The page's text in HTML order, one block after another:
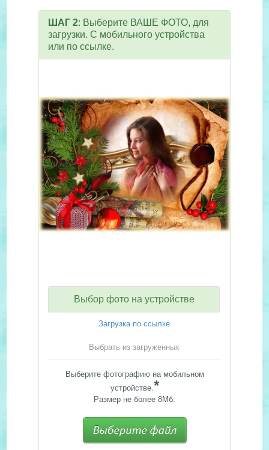
ШАГ 2: Выберите ВАШЕ ФОТО, для
загрузки. С мобильного устройства
или по ссылке.
Выбор фото на устройстве
Загрузка по ссылке
Выбрать из загруженных
Выберите фотографию на мобильном
устройстве.*
Размер не более 8Мб: